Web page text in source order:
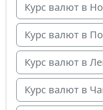
Курс валют в
Курс валют в
Курс валют в
Курс валют в